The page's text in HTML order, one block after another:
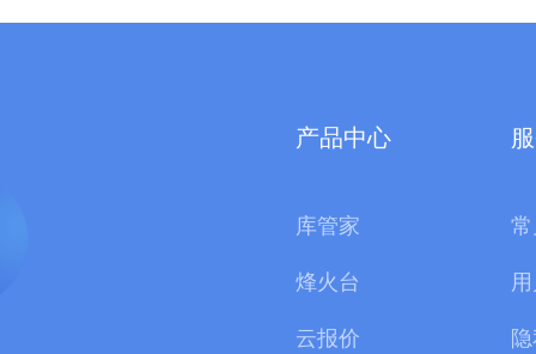
产品中心
库管家
烽火台
云报价